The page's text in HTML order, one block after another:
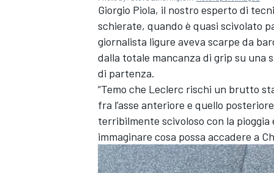
ENDURANCE/GT
Giorgio Piola, il nostro esperto di
schierate, quando è quasi scivolato
giornalista ligure aveva scarpe da
dalla totale mancanza di grip su
di partenza.
“Temo che Leclerc rischi un brutto
fra l’asse anteriore e quello
terribilmente scivoloso con la
immaginare cosa possa accadere a